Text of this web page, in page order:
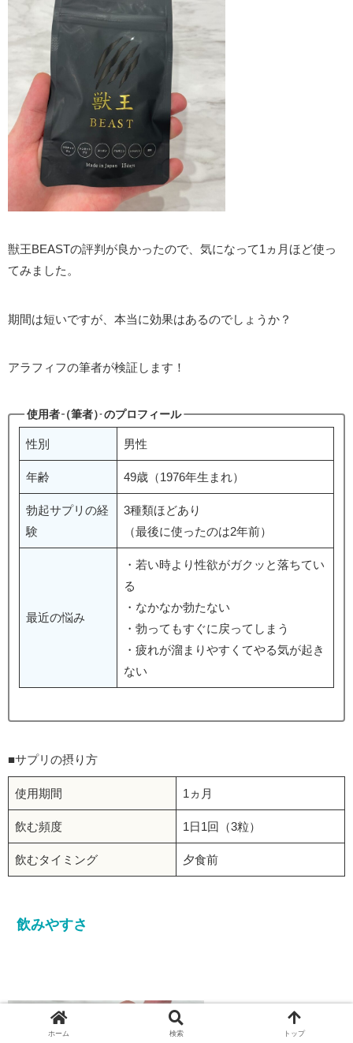
獣王BEASTの評判が良かったので、気になって1ヵ月ほど使っ
てみました。
期間は短いですが、本当に効果はあるのでしょうか？
アラフィフの筆者が検証します！
使用者（筆者）のプロフィール
性別 男性
年齢 49歳（1976年生まれ）
勃起サプリの経
験
3種類ほどあり
（最後に使ったのは2年前）
最近の悩み
・若い時より性欲がガクッと落ちてい
る
・なかなか勃たない
・勃ってもすぐに戻ってしまう
・疲れが溜まりやすくてやる気が起き
ない
■サプリの摂り方
使用期間 1ヵ月
飲む頻度 1日1回（3粒）
飲むタイミング 夕食前
飲みやすさ
ホーム 検索 トップ